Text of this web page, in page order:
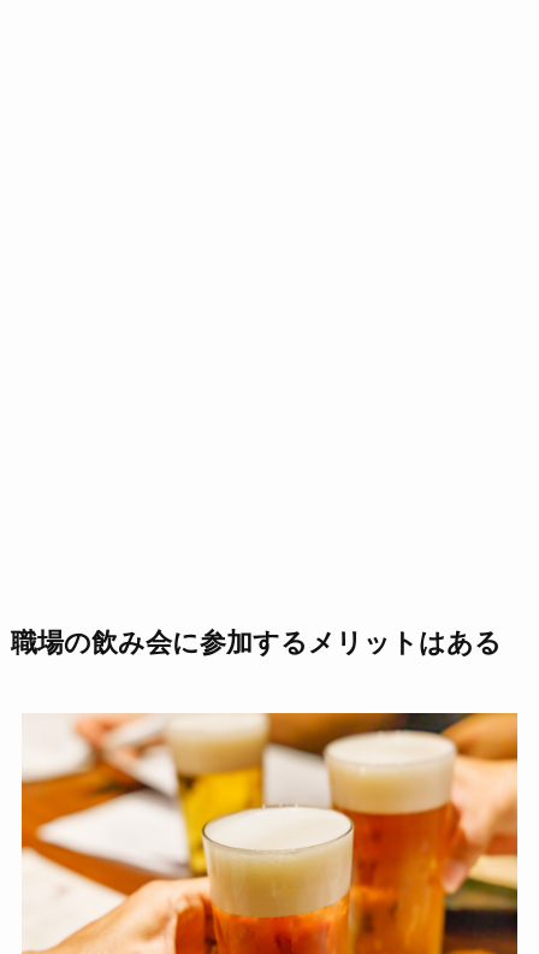
職場の飲み会に参加するメリットはある